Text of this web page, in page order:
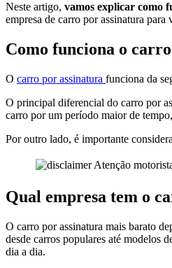
Neste artigo, vamos explicar como
empresa de carro por assinatura para
Como funciona o
O carro por assinatura funciona da
O principal diferencial do carro por
carro por um período maior de
Por outro lado, é importante
Atenção
Qual empresa tem o
O carro por assinatura mais barato
desde carros populares até modelos
dia a dia.